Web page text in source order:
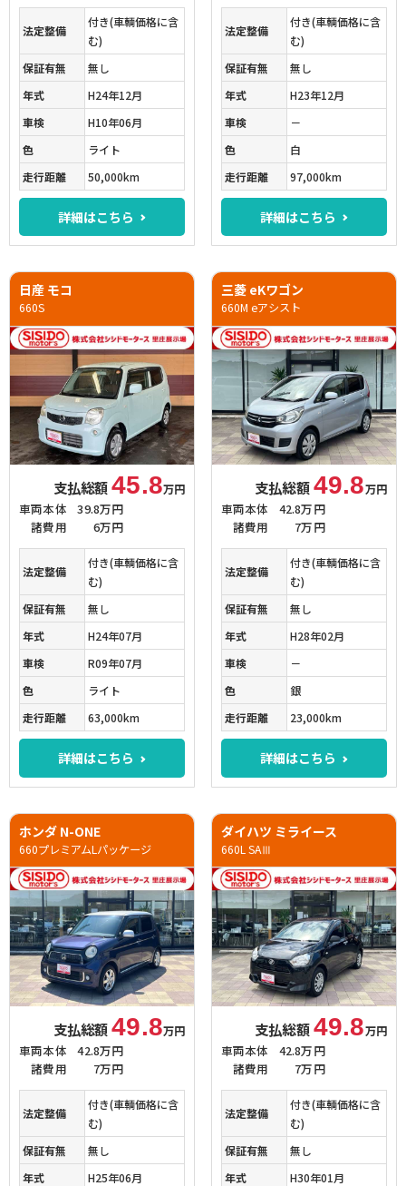
法定整備
付き(車輌価格に含
む)
保証有無
無し
年式
H24年12月
車検
H10年06月
色
ライト
走行距離
50,000km
詳細はこちら
法定整備
付き(車輌価格に含
む)
保証有無
無し
年式
H23年12月
車検
－
色
白
走行距離
97,000km
詳細はこちら
日産 モコ
660S
支払総額45.8万円
車両本体
39.8万円
諸費用
6万円
法定整備
付き(車輌価格に含
む)
保証有無
無し
年式
H24年07月
車検
R09年07月
色
ライト
走行距離
63,000km
詳細はこちら
三菱 eKワゴン
660M eアシスト
支払総額49.8万円
車両本体
42.8万円
諸費用
7万円
法定整備
付き(車輌価格に含
む)
保証有無
無し
年式
H28年02月
車検
－
色
銀
走行距離
23,000km
詳細はこちら
ホンダ N-ONE
660プレミアムLパッケージ
支払総額49.8万円
車両本体
42.8万円
諸費用
7万円
法定整備
付き(車輌価格に含
む)
保証有無
無し
年式
H25年06月
ダイハツ ミライース
660L SAⅢ
支払総額49.8万円
車両本体
42.8万円
諸費用
7万円
法定整備
付き(車輌価格に含
む)
保証有無
無し
年式
H30年01月